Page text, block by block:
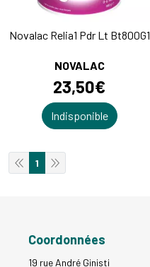
Novalac Relia1 Pdr Lt Bt800G1
NOVALAC
23,50€
Indisponible
1
Coordonnées
19 rue André Ginisti